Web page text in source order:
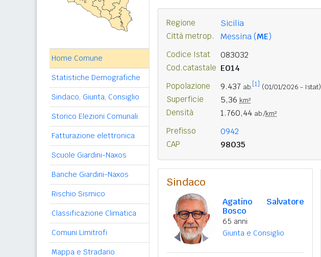
Home Comune
Statistiche Demografiche
Sindaco, Giunta, Consiglio
Storico Elezioni Comunali
Fatturazione elettronica
Scuole Giardini-Naxos
Banche Giardini-Naxos
Rischio Sismico
Classificazione Climatica
Comuni Limitrofi
Mappa e Stradario
Regione Sicilia
Città metrop. Messina (ME)
Codice Istat 083032
Cod.catastale E014
Popolazione 9.437 ab. [1] (01/01/2026 - Istat)
Superficie 5,36 km²
Densità 1.760,44 ab./km²
Prefisso 0942
CAP 98035
Sindaco
Agatino Salvatore
Bosco
65 anni
Giunta e Consiglio